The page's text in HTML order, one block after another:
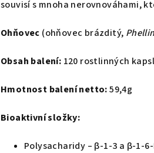
souvisí s mnoha nerovnováhami,
Ohňovec (ohňovec brázditý,
Obsah balení: 120 rostlinných
Hmotnost balení netto:59,4g
Bioaktivní složky:
Polysacharidy – β-1-3 a β-1-